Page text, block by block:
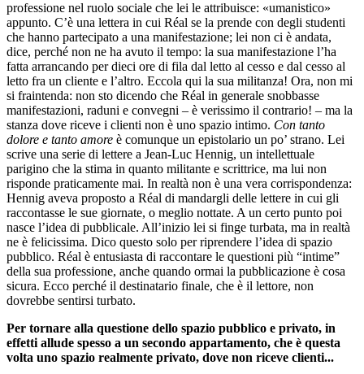
professione nel ruolo sociale che lei le attribuisce: «umanistico»
appunto. C’è una lettera in cui Réal se la prende con degli studenti
che hanno partecipato a una manifestazione; lei non ci è andata,
dice, perché non ne ha avuto il tempo: la sua manifestazione l’ha
fatta arrancando per dieci ore di fila dal letto al cesso e dal cesso al
letto fra un cliente e l’altro. Eccola qui la sua militanza! Ora, non mi
si fraintenda: non sto dicendo che Réal in generale snobbasse
manifestazioni, raduni e convegni – è verissimo il contrario! – ma la
stanza dove riceve i clienti non è uno spazio intimo. Con tanto
dolore e tanto amore è comunque un epistolario un po’ strano. Lei
scrive una serie di lettere a Jean-Luc Hennig, un intellettuale
parigino che la stima in quanto militante e scrittrice, ma lui non
risponde praticamente mai. In realtà non è una vera corrispondenza:
Hennig aveva proposto a Réal di mandargli delle lettere in cui gli
raccontasse le sue giornate, o meglio nottate. A un certo punto poi
nasce l’idea di pubblicale. All’inizio lei si finge turbata, ma in realtà
ne è felicissima. Dico questo solo per riprendere l’idea di spazio
pubblico. Réal è entusiasta di raccontare le questioni più “intime”
della sua professione, anche quando ormai la pubblicazione è cosa
sicura. Ecco perché il destinatario finale, che è il lettore, non
dovrebbe sentirsi turbato.
Per tornare alla questione dello spazio pubblico e privato, in
effetti allude spesso a un secondo appartamento, che è questa
volta uno spazio realmente privato, dove non riceve clienti...